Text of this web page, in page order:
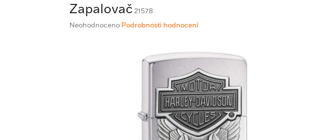
Zapalovač 21578
Průměrné
Neohodnoceno Podrobnosti hodnocení